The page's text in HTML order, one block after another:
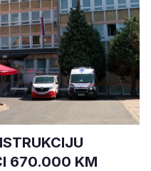
670.000 KM